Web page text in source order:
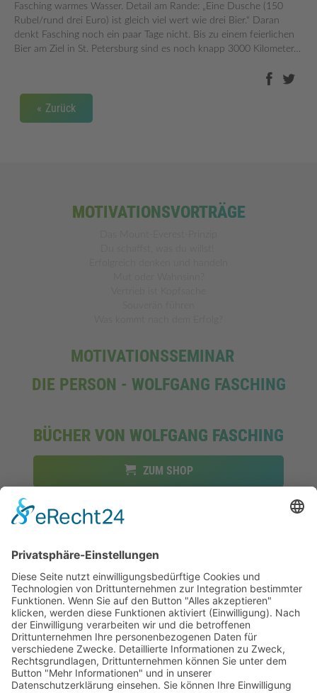
Fasching warmes Wasser. Detail am Rande: „Eine Dusche (150
Rubel/rund drei Euro) ist gleich viel wert wie drei Bier.“ Daran
denkt Fasching noch ein paar Tage nicht. Bis zu einem feierlichen
Bier am Ziel in St. Petersburg sind es noch knapp 3000 Kilometer…
Zurück
MOTIVATIONSVORTRÄGE
MOTIVATIONSSEMINAR
DIE PERSON - WOLFGANG FASCHING
BÜCHER VON WOLFGANG FASCHING
ZUM SHOP